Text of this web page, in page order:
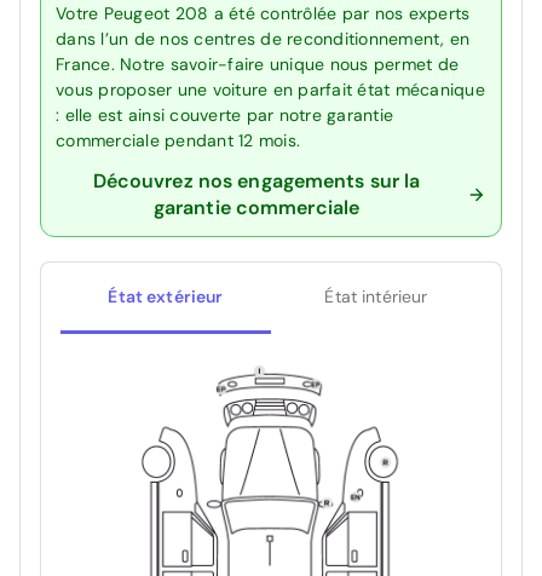
Votre Peugeot 208 a été contrôlée par nos experts
dans l’un de nos centres de reconditionnement, en
France. Notre savoir-faire unique nous permet de
vous proposer une voiture en parfait état mécanique
: elle est ainsi couverte par notre garantie
commerciale pendant 12 mois.
Découvrez nos engagements sur la
garantie commerciale
État extérieur État intérieur